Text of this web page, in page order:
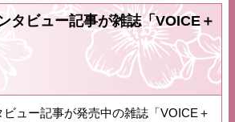
タビュー記事が雑誌「VOICE＋
ュー記事が発売中の雑誌「VOICE＋